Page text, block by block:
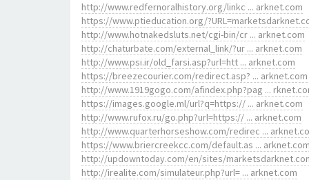
http://www.redfernoralhistory.org/linkc ... arknet.com
https://www.ptieducation.org/
http://www.hotnakedsluts.net/cgi-bin/cr ... arknet.com
http://chaturbate.com/external_link/?ur ... arknet.com
http://www.psi.ir/old_farsi.asp?url=htt ... arknet.com
https://breezecourier.com/redirect.asp? ... arknet.com
http://www.1919gogo.com/afindex.php?pag ...
https://images.google.ml/url?q=https:// ... arknet.com
http://www.rufox.ru/go.php?url=https:// ... arknet.com
http://www.quarterhorseshow.com/redirec ...
https://www.briercreekcc.com/default.as ... arknet.com
http://updowntoday.com/en/sites/
http://irealite.com/simulateur.php?url= ... arknet.com